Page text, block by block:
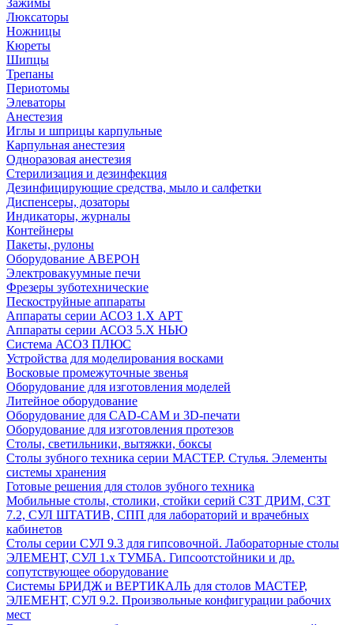
Зажимы
Люксаторы
Ножницы
Кюреты
Шипцы
Трепаны
Периотомы
Элеваторы
Анестезия
Иглы и шприцы карпульные
Карпульная анестезия
Одноразовая анестезия
Стерилизация и дезинфекция
Дезинфицирующие средства, мыло и салфетки
Диспенсеры, дозаторы
Индикаторы, журналы
Контейнеры
Пакеты, рулоны
Оборудование АВЕРОН
Электровакуумные печи
Фрезеры зуботехнические
Пескоструйные аппараты
Аппараты серии АСОЗ 1.Х АРТ
Аппараты серии АСОЗ 5.Х НЬЮ
Система АСОЗ ПЛЮС
Устройства для моделирования восками
Восковые промежуточные звенья
Оборудование для изготовления моделей
Литейное оборудование
Оборудование для CAD-CAM и 3D-печати
Оборудование для изготовления протезов
Cтолы, светильники, вытяжки, боксы
Столы зубного техника серии МАСТЕР. Стулья. Элементы
системы хранения
Готовые решения для столов зубного техника
Мобильные столы, столики, стойки серий СЗТ ДРИМ, СЗТ
7.2, СУЛ ШТАТИВ, СПП для лабораторий и врачебных
кабинетов
Столы серии СУЛ 9.3 для гипсовочной. Лабораторные столы
ЭЛЕМЕНТ, СУЛ 1.х ТУМБА. Гипсоотстойники и др.
сопутствующее оборудование
Системы БРИДЖ и ВЕРТИКАЛЬ для столов МАСТЕР,
ЭЛЕМЕНТ, СУЛ 9.2. Произвольные конфигурации рабочих
мест